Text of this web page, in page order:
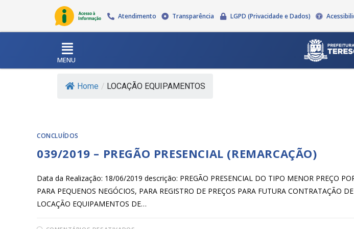
Atendimento Transparência LGPD (Privacidade e Dados)
MENU
Home / LOCAÇÃO EQUIPAMENTOS
CONCLUÍDOS
039/2019 – PREGÃO PRESENCIAL (REMARCAÇÃO)
Data da Realização: 18/06/2019 descrição: PREGÃO PRESENCIAL DO TIPO MENOR PREÇO
PARA PEQUENOS NEGÓCIOS, PARA REGISTRO DE PREÇOS PARA FUTURA CONTRATAÇÃO
LOCAÇÃO EQUIPAMENTOS DE…